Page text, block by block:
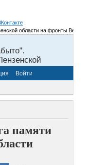
области на фронты
Войти
памяти